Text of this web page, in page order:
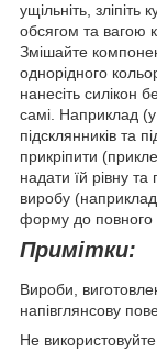
ущільніть,
обсягом та вагою
Змішайте
однорідного
нанесіть силікон
самі. Наприклад (у
підсклянників та
прикріпити
надати їй рівну
виробу
форму до повного
Примітки:
Вироби,
напівглянсову
Не